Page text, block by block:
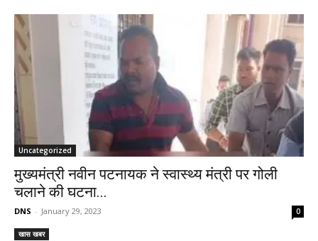
Uncategorized
मुख्यमंत्री नवीन पटनायक ने स्वास्थ्य मंत्री पर गोली
चलाने की घटना...
DNS - January 29, 2023 0
खास खबर